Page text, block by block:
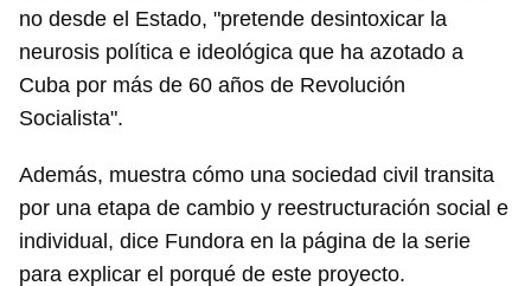
no desde el Estado, "pretende desintoxicar la
neurosis política e ideológica que ha azotado a
Cuba por más de 60 años de Revolución
Socialista".
Además, muestra cómo una sociedad civil transita
por una etapa de cambio y reestructuración social e
individual, dice Fundora en la página de la serie
para explicar el porqué de este proyecto.